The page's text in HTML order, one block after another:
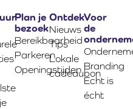
Plan je
bezoek
Bereikbaarheid
Parkeren
Openingstijden
Ontdek
Nieuws
Tips
Lokale
cadeaubon
Voor
de
Branding
Echt is
écht